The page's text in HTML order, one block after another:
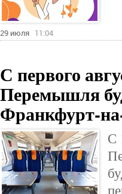
29 июля 11:04
С первого
Перемышля
Франкфурт-
С